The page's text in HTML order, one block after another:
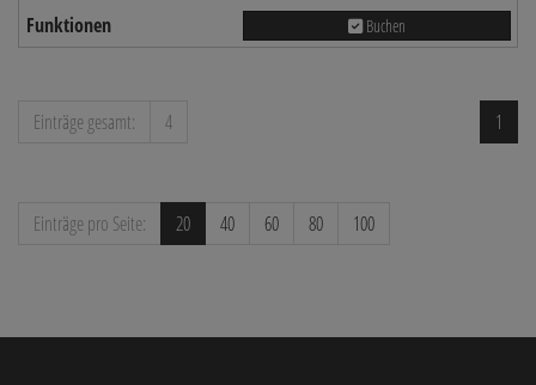
Buchen
1
Einträge gesamt: 4
Einträge pro Seite: 20 40 60 80 100